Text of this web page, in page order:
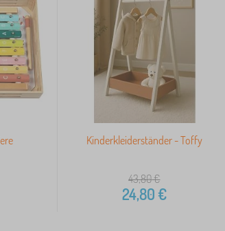
Kinderkleiderständer - Toffy
43,80€
24,80€